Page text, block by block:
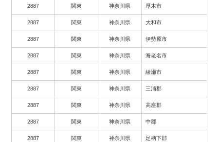
2887 関東 神奈川県 厚木市
2887 関東 神奈川県 大和市
2887 関東 神奈川県 伊勢原市
2887 関東 神奈川県 海老名市
2887 関東 神奈川県 綾瀬市
2887 関東 神奈川県 三浦郡
2887 関東 神奈川県 高座郡
2887 関東 神奈川県 中郡
2887 関東 神奈川県 足柄下郡